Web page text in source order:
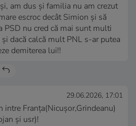
am dus și familia nu am crezut
escroc decât Simion și să
PSD nu cred că mai sunt multi
dacă calcă mult PNL s-ar putea
demiterea lui!!
29.06.2026, 17:01
intre Franța(Nicușor,Grindeanu)
și usr)!